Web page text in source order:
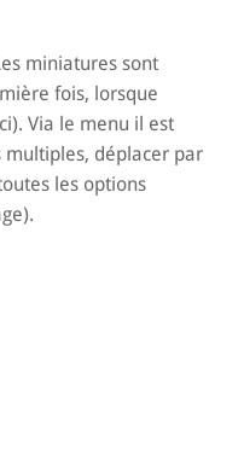
miniatures sont
fois, lorsque
Via le menu il est
multiples, déplacer par
les options